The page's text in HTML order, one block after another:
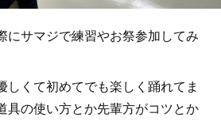
にサマジで練習やお祭参加してみ
しくて初めてでも楽しく踊れてま
具の使い方とか先輩方がコツとか